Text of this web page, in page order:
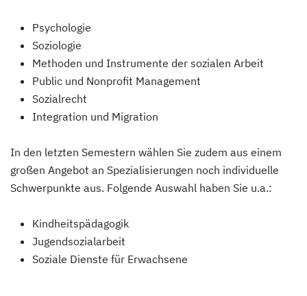
Psychologie
Soziologie
Methoden und Instrumente der sozialen Arbeit
Public und Nonprofit Management
Sozialrecht
Integration und Migration
In den letzten Semestern wählen Sie zudem aus einem
großen Angebot an Spezialisierungen noch individuelle
Schwerpunkte aus. Folgende Auswahl haben Sie u.a.:
Kindheitspädagogik
Jugendsozialarbeit
Soziale Dienste für Erwachsene